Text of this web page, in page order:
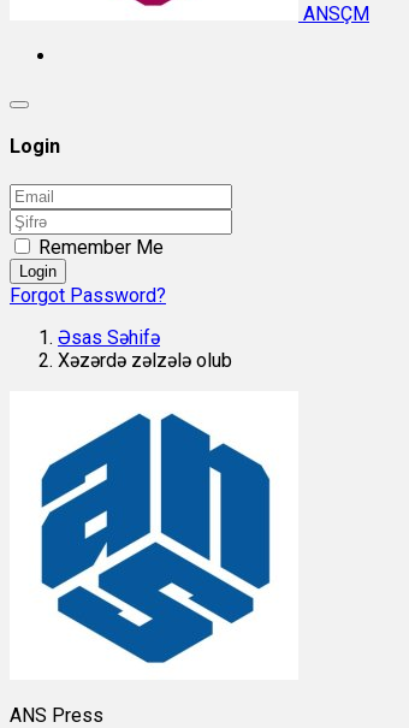
ANSÇM
Login
Remember Me
Login
Forgot Password?
Əsas Səhifə
Xəzərdə zəlzələ olub
ANS Press